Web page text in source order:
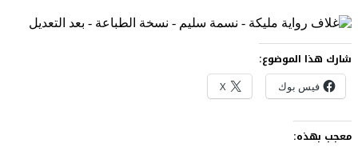
شارك هذا الموضوع:
فيس بوك X
معجب بهذه: